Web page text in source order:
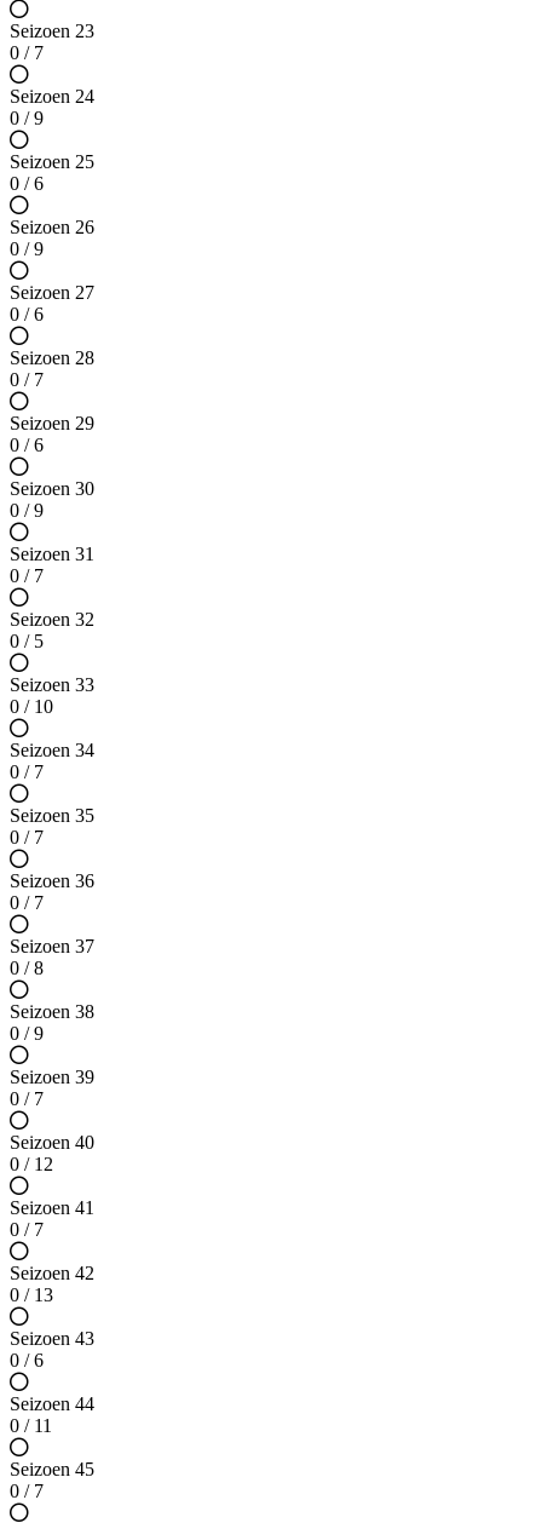
Seizoen 23
0 / 7
Seizoen 24
0 / 9
Seizoen 25
0 / 6
Seizoen 26
0 / 9
Seizoen 27
0 / 6
Seizoen 28
0 / 7
Seizoen 29
0 / 6
Seizoen 30
0 / 9
Seizoen 31
0 / 7
Seizoen 32
0 / 5
Seizoen 33
0 / 10
Seizoen 34
0 / 7
Seizoen 35
0 / 7
Seizoen 36
0 / 7
Seizoen 37
0 / 8
Seizoen 38
0 / 9
Seizoen 39
0 / 7
Seizoen 40
0 / 12
Seizoen 41
0 / 7
Seizoen 42
0 / 13
Seizoen 43
0 / 6
Seizoen 44
0 / 11
Seizoen 45
0 / 7